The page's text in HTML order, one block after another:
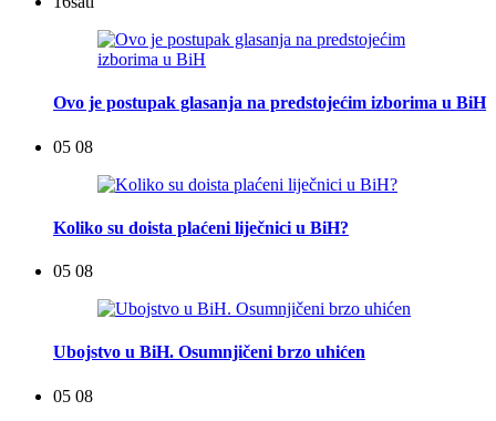
Ovo je postupak glasanja na predstojećim izborima u BiH
05 08
Koliko su doista plaćeni liječnici u BiH?
05 08
Ubojstvo u BiH. Osumnjičeni brzo uhićen
05 08